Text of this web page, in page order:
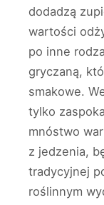
dodadzą
wartości
po inne
gryczaną,
smakowe.
tylko
mnóstwo
z jedzenia,
tradycyjnej
roślinnym